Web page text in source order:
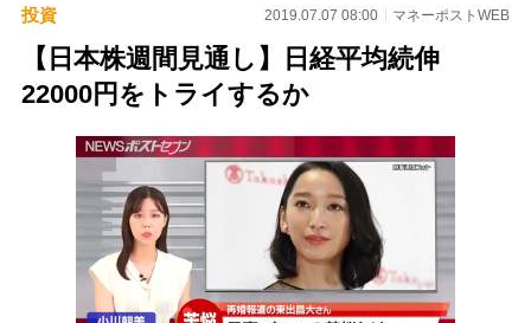
投資 2019.07.07 08:00 マネーポストWEB
【日本株週間見通し】日経平均続伸
22000円をトライするか